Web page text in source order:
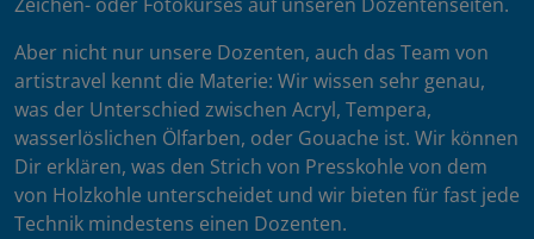
Aber nicht nur unsere Dozenten, auch das Team von
artistravel kennt die Materie: Wir wissen sehr genau,
was der Unterschied zwischen Acryl, Tempera,
wasserlöslichen Ölfarben, oder Gouache ist. Wir können
Dir erklären, was den Strich von Presskohle von dem
von Holzkohle unterscheidet und wir bieten für fast jede
Technik mindestens einen Dozenten.